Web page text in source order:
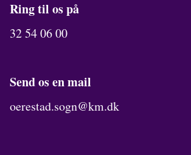
Ring til os på
32 54 06 00
Send os en mail
oerestad.sogn@km.dk